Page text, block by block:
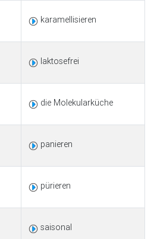
karamellisieren
laktosefrei
die Molekularküche
panieren
pürieren
saisonal